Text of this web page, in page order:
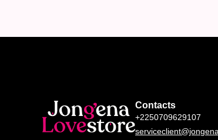
Contacts
+2250709629107